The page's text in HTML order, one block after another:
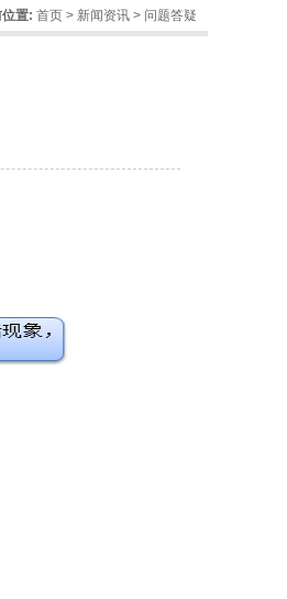
置: 首页 > 新闻资讯 > 问题答疑